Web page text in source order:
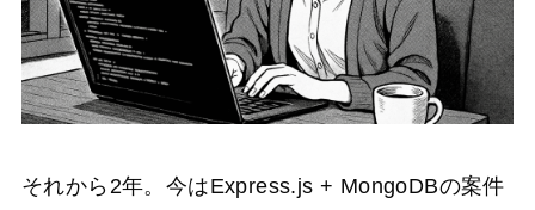
それから2年。今はExpress.js + MongoDBの案件